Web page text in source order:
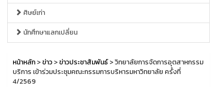
ศิษย์เก่า
นักศึกษาแลกเปลี่ยน
หน้าหลัก>ข่าว>ข่าวประชาสัมพันธ์> วิทยาลัยการจัดการอุตสาหกรรม
บริการ เข้าร่วมประชุมคณะกรรมการบริหารมหาวิทยาลัย ครั้งที่
4/2569